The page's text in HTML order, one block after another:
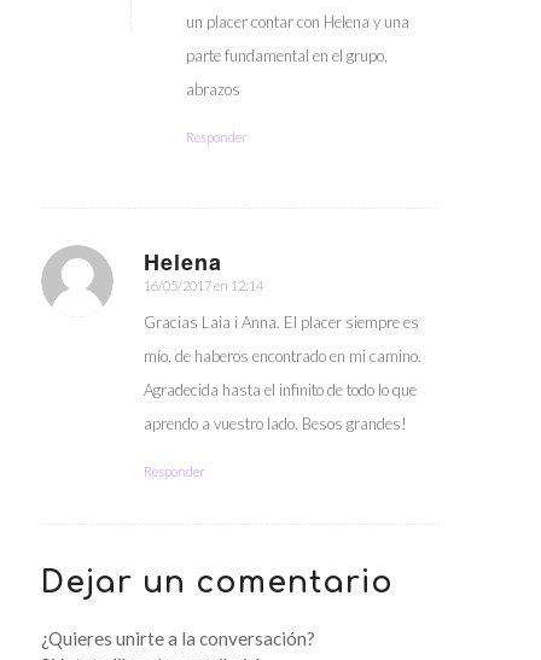
un placer contar con Helena y una
parte fundamental en el grupo,
abrazos
Responder
Helena
Dice:
16/05/2017 en 12:14
Gracias Laia i Anna. El placer siempre es
mío, de haberos encontrado en mi camino.
Agradecida hasta el infinito de todo lo que
aprendo a vuestro lado. Besos grandes!
Responder
Dejar un comentario
¿Quieres unirte a la conversación?